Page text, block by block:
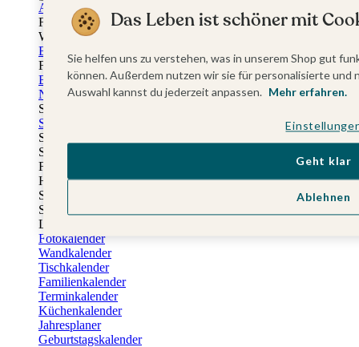
Alle Fotogeschenke
Fotobücher
Wandbilder & Poster
Bilderboxen
Fotohalter
Bilderrahmen
Notizbücher
Stoffeinband mit Foto
Softcover mit Foto
Stoffeinband mit Veredelung
Softcover mit Veredelung
Fotobücher
Hardcover
Softcover
Stoffeinband
Layflat
Fotokalender
Wandkalender
Tischkalender
Familienkalender
Terminkalender
Küchenkalender
Jahresplaner
Geburtstagskalender
Das Leben ist schöner mit
Sie helfen uns zu verstehen, was in unserem Shop gut
können. Außerdem nutzen wir sie für personalisierte
Auswahl kannst du jederzeit anpassen. Mehr erfahren.
Ablehnen
Geht klar